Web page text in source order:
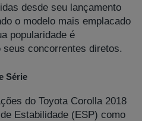
desde seu lançamento
o modelo mais emplacado
popularidade é
concorrentes diretos.
Série
do Toyota Corolla 2018
Estabilidade (ESP) como